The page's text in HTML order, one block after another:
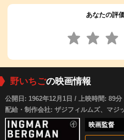
あなたの評
野いちごの映画情報
公開日: 1962年12月1日 / 上映時間: 89
配給・制作会社: ザジフィルムズ、マジ
映画監督